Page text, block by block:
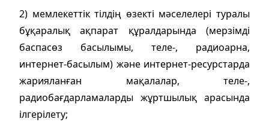
2) мемлекеттік тілдің өзекті мәселелері туралы
бұқаралық ақпарат құралдарында (мерзімді
баспасөз басылымы, теле-, радиоарна,
интернет-басылым) және интернет-ресурстарда
жарияланған мақалалар, теле-,
радиобағдарламаларды жұртшылық арасында
ілгерілету;